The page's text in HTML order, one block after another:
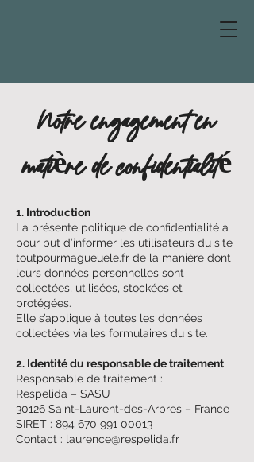
Notre engagement en
matière de confidentialité
1. Introduction
La présente politique de confidentialité a
pour but d’informer les utilisateurs du site
toutpourmagueuele.fr de la manière dont
leurs données personnelles sont
collectées, utilisées, stockées et
protégées.
Elle s’applique à toutes les données
collectées via les formulaires du site.
2. Identité du responsable de traitement
Responsable de traitement :
Respelida – SASU
30126 Saint-Laurent-des-Arbres – France
SIRET : 894 670 991 00013
Contact : laurence@respelida.fr